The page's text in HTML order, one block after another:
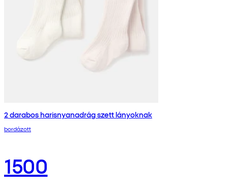
2 darabos harisnyanadrág szett lányoknak
bordázott
1500